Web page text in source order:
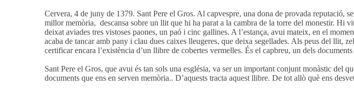
Cervera, 4 de juny de 1379. Sant Pere el Gros. Al capvespre, una dona de provada reputació,
millor memòria, descansa sobre un llit que hi ha parat a la cambra de la torre del monestir. Hi
deixat aviades tres vistoses paones, un paó i cinc gallines. A l’estança, avui mateix, en el
acaba de tancar amb pany i clau dues caixes lleugeres, que deixa segellades. Als peus del llit,
certificar encara l’existència d’un llibre de cobertes vermelles. És el capbreu, un dels
Sant Pere el Gros, que avui és tan sols una església, va ser un important conjunt monàstic del
documents que ens en serven memòria.. D’aquests tracta aquest llibre. De tot allò què ens